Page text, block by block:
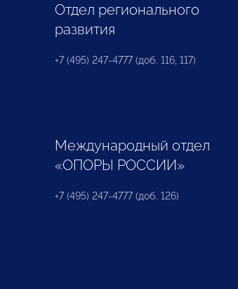
Отдел регионального
развития
+7 (495) 247-4777 (доб. 116, 117)
Международный отдел
«ОПОРЫ РОССИИ»
+7 (495) 247-4777 (доб. 126)